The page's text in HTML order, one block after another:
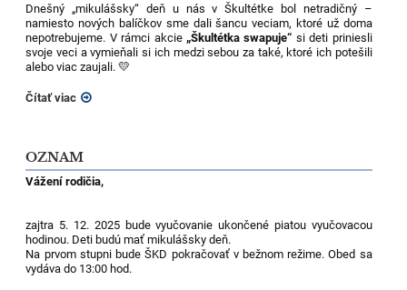
Dnešný „mikulášsky“ deň u nás v Škultétke bol netradičný –
namiesto nových balíčkov sme dali šancu veciam, ktoré už doma
nepotrebujeme. V rámci akcie „Škultétka swapuje“ si deti priniesli
svoje veci a vymieňali si ich medzi sebou za také, ktoré ich potešili
alebo viac zaujali. 💛
Čítať viac
OZNAM
Vážení rodičia,
zajtra 5. 12. 2025 bude vyučovanie ukončené piatou vyučovacou
hodinou. Deti budú mať mikulášsky deň.
Na prvom stupni bude ŠKD pokračovať v bežnom režime. Obed sa
vydáva do 13:00 hod.